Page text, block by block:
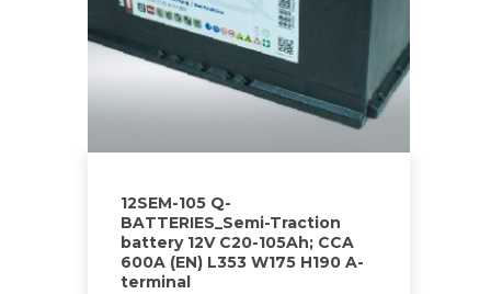
12SEM-105 Q-
BATTERIES_Semi-Traction
battery 12V C20-105Ah; CCA
600A (EN) L353 W175 H190 A-
terminal